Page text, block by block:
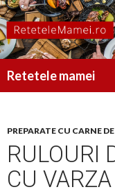
Retetele mamei
PREPARATE CU CARNE
RULOURI
CU